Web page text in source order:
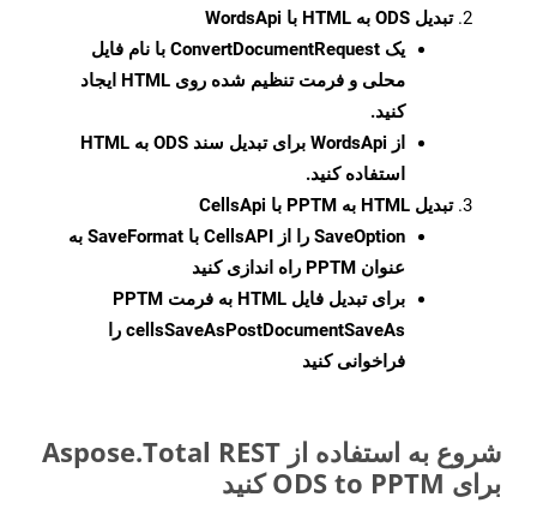
تبدیل ODS به HTML با WordsApi
یک ConvertDocumentRequest با نام فایل
محلی و فرمت تنظیم شده روی HTML ایجاد
کنید.
از WordsApi برای تبدیل سند ODS به HTML
استفاده کنید.
تبدیل HTML به PPTM با CellsApi
SaveOption
را از CellsAPI با SaveFormat به
عنوان PPTM راه اندازی کنید
برای تبدیل فایل HTML به فرمت
PPTM
cellsSaveAsPostDocumentSaveAs را
فراخوانی کنید
شروع به استفاده از Aspose.Total REST
برای ODS to PPTM کنید